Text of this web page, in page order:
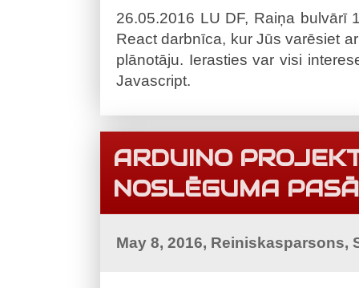
26.05.2016 LU DF, Raiņa bulvārī
React darbnīca, kur Jūs varēsiet
plānotāju. Ierasties var visi
Javascript.
ARDUINO
NOSLĒGUMA
May 8, 2016, Reiniskasparsons,